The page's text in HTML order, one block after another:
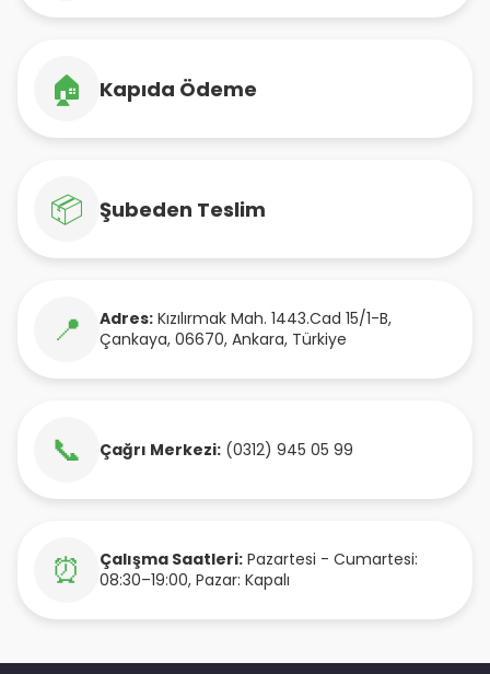
🏠 Kapıda Ödeme
📦 Şubeden Teslim
📍 Adres: Kızılırmak Mah. 1443.Cad 15/1-B,
Çankaya, 06670, Ankara, Türkiye
📞 Çağrı Merkezi: (0312) 945 05 99
⏰ Çalışma Saatleri: Pazartesi - Cumartesi:
08:30–19:00, Pazar: Kapalı